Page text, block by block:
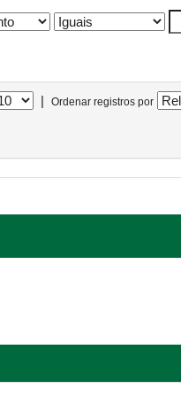
| Ordenar registros por